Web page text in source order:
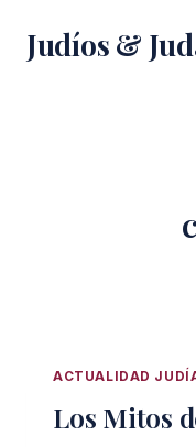
Judíos &
ACTUALIDAD
Los Mitos